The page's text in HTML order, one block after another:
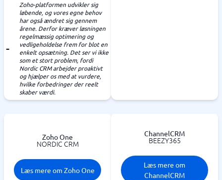
Zoho-platformen udvikler sig
løbende, og vores egne behov
har også ændret sig gennem
årene. Derfor kræver løsningen
regelmæssig optimering og
vedligeholdelse frem for blot en
enkelt opsætning. Det ser vi ikke
som et stort problem, fordi
Nordic CRM arbejder proaktivt
og hjælper os med at vurdere,
hvilke forbedringer der reelt
skaber værdi.
Zoho One
NORDIC CRM
Læs mere om Zoho One
ChannelCRM
BEEZY365
Læs mere om
ChannelCRM